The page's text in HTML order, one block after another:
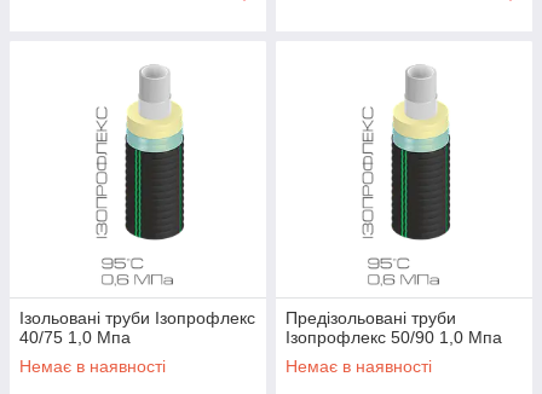
Ізольовані труби Ізопрофлекс
40/75 1,0 Мпа
Немає в наявності
Предізольовані труби
Ізопрофлекс 50/90 1,0 Мпа
Немає в наявності